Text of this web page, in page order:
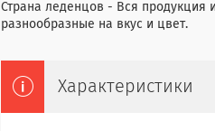
Страна леденцов - Вся продукция
разнообразные на вкус и цвет.
Характеристики